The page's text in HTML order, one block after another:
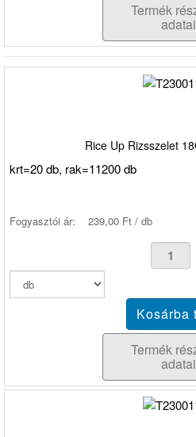
Termék
adatai
Rice Up Rizsszelet
krt=20 db, rak=11200 db
Fogyasztói ár: 239,00 Ft / db
Termék
adatai